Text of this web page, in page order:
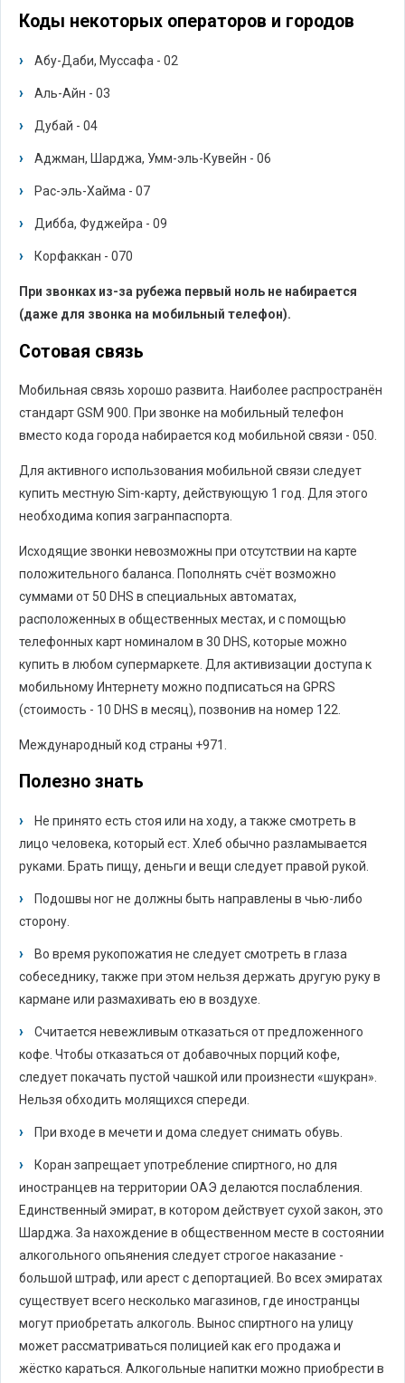
Коды некоторых операторов и городов
Абу-Даби, Муссафа - 02
Аль-Айн - 03
Дубай - 04
Аджман, Шарджа, Умм-эль-Кувейн - 06
Рас-эль-Хайма - 07
Дибба, Фуджейра - 09
Корфаккан - 070
При звонках из-за рубежа первый ноль не набирается
(даже для звонка на мобильный телефон).
Сотовая связь
Мобильная связь хорошо развита. Наиболее распространён
стандарт GSM 900. При звонке на мобильный телефон
вместо кода города набирается код мобильной связи - 050.
Для активного использования мобильной связи следует
купить местную Sim-карту, действующую 1 год. Для этого
необходима копия загранпаспорта.
Исходящие звонки невозможны при отсутствии на карте
положительного баланса. Пополнять счёт возможно
суммами от 50 DHS в специальных автоматах,
расположенных в общественных местах, и с помощью
телефонных карт номиналом в 30 DHS, которые можно
купить в любом супермаркете. Для активизации доступа к
мобильному Интернету можно подписаться на GPRS
(стоимость - 10 DHS в месяц), позвонив на номер 122.
Международный код страны +971.
Полезно знать
Не принято есть стоя или на ходу, а также смотреть в
лицо человека, который ест. Хлеб обычно разламывается
руками. Брать пищу, деньги и вещи следует правой рукой.
Подошвы ног не должны быть направлены в чью-либо
сторону.
Во время рукопожатия не следует смотреть в глаза
собеседнику, также при этом нельзя держать другую руку в
кармане или размахивать ею в воздухе.
Считается невежливым отказаться от предложенного
кофе. Чтобы отказаться от добавочных порций кофе,
следует покачать пустой чашкой или произнести «шукран».
Нельзя обходить молящихся спереди.
При входе в мечети и дома следует снимать обувь.
Коран запрещает употребление спиртного, но для
иностранцев на территории ОАЭ делаются послабления.
Единственный эмират, в котором действует сухой закон, это
Шарджа. За нахождение в общественном месте в состоянии
алкогольного опьянения следует строгое наказание -
большой штраф, или арест с депортацией. Во всех эмиратах
существует всего несколько магазинов, где иностранцы
могут приобретать алкоголь. Вынос спиртного на улицу
может рассматриваться полицией как его продажа и
жёстко караться. Алкогольные напитки можно приобрести в